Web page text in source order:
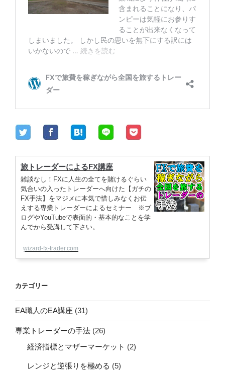
旅トレーダーによるFX講座
雑談なし！FXに人生の全てを賭けるぐらい
気合いの入ったトレーダーへ向けた【ガチの
FX手法】をマジメに本気で惜しみなくお伝
えする専業トレーダーによるセミナー ※ブ
ログやYouTubeで表面的・基本的なことを学
んでから受講して下さい。
wizard-fx-trader.com
カテゴリー
EA職人のEA講座 (31)
専業トレーダーの手法 (26)
経済指標とマザーマーケット (2)
レンジと逆張りを極める (5)